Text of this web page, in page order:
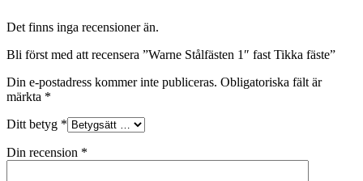
Det finns inga recensioner än.
Bli först med att recensera ”Warne Stålfästen 1″ fast Tikka fäste”
Din e-postadress kommer inte publiceras. Obligatoriska fält är
märkta *
Ditt betyg *
Din recension *